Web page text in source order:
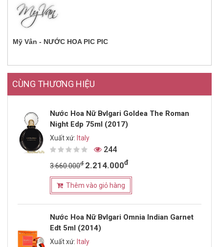
Mỹ Vân - NƯỚC HOA PIC PIC
CÙNG THƯƠNG HIỆU
Nước Hoa Nữ Bvlgari Goldea The Roman
Night Edp 75ml (2017)
Xuất xứ: Italy
244
3.660.000đ 2.214.000đ
Thêm vào giỏ hàng
Nước Hoa Nữ Bvlgari Omnia Indian Garnet
Edt 5ml (2014)
Xuất xứ: Italy